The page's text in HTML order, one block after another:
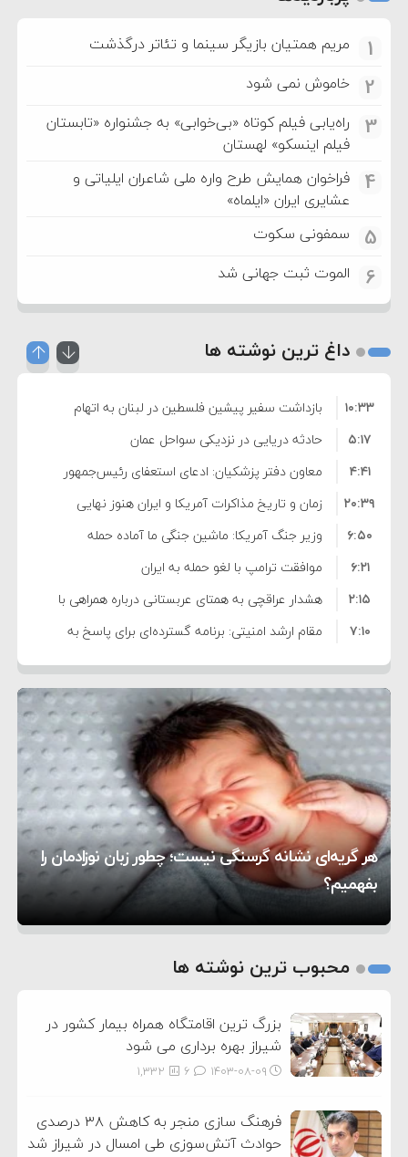
1 مریم همتیان بازیگر سینما و تئاتر درگذشت
2 خاموش نمی شود
3
راه‌یابی فیلم کوتاه «بی‌خوابی» به جشنواره «تابستان
فیلم اینسکو» لهستان
4
فراخوان همایش طرح واره ملی شاعران ایلیاتی و
عشایری ایران «ایلماه»
5 سمفونی سکوت
6 الموت ثبت جهانی شد
داغ ترین نوشته ها
بازداشت سفیر پیشین فلسطین در لبنان به اتهام
فساد و اختلاس اموال
۱۰:۳۳
حادثه دریایی در نزدیکی سواحل عمان
۵:۱۷
معاون دفتر پزشکیان: ادعای استعفای رئیس‌جمهور
واهی و کذب محض است
۴:۴۱
زمان و تاریخ مذاکرات آمریکا و ایران هنوز نهایی
نشده است
۲۰:۳۹
وزیر جنگ آمریکا: ماشین جنگی ما آماده حمله
نظامی علیه ایران است
۶:۵۰
موافقت ترامپ با لغو حمله به ایران
۶:۲۱
هشدار عراقچی به همتای عربستانی درباره همراهی با
آمریکا
۲:۱۵
مقام ارشد امنیتی: برنامه گسترده‌ای برای پاسخ به
دیوانگی آمریکا داریم
۷:۱۰
ترامپ دستور حملات جدید علیه ایران را صادر کرد
۵:۴۵
سپاه: دو نفتکش متخلف مورد اصابت قرار گرفته و
متوقف شدند
۱۲:۵۹
ترامپ مدعی توافق تاریخی برای خلع سلاح کامل
حماس شد
۸:۵۷
اعتراض عراقچی به همتای بلغارستانی به دلیل کمک
به آمریکا در حملات به ایران
۱۶:۱۹
کشورهایی که به متجاوزان کمک می کنند پاسخ
سختی خواهند گرفت
۱۰:۱۵
سنتکام پایان تجاوز جدید به ایران را اعلام کرد
۶:۰۵
آمریکا تحریم‌های جدیدی علیه ایران اعمال کرد
۱۸:۰۰
هر گریه‌ای نشانه گرسنگی نیست؛ چطور زبان نوزادمان را
بفهمیم؟
تغذیه پدر می‌تواند بر سلامت نوزاد تأثیر بگذارد
روی دیگر زندگی
2
محبوب ترین نوشته ها
بزرگ ترین اقامتگاه همراه بیمار کشور در
شیراز بهره برداری می شود
۱۴۰۳-۰۸-۰۹ 1,332
فرهنگ سازی منجر به کاهش ۳۸ درصدی
حوادث آتش‌سوزی طی امسال در شیراز شد